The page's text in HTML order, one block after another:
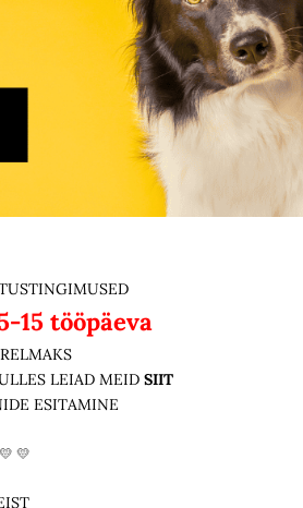
15 tööpäeva
LEIAD MEID SIIT
ESITAMINE
💛